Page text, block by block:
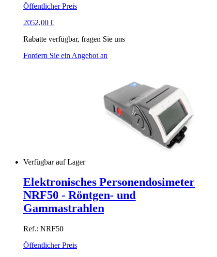
Öffentlicher Preis
2052,00 €
Rabatte verfügbar, fragen Sie uns
Fordern Sie ein Angebot an
Verfügbar auf Lager
Elektronisches Personendosimeter
NRF50 - Röntgen- und
Gammastrahlen
Ref.: NRF50
Öffentlicher Preis